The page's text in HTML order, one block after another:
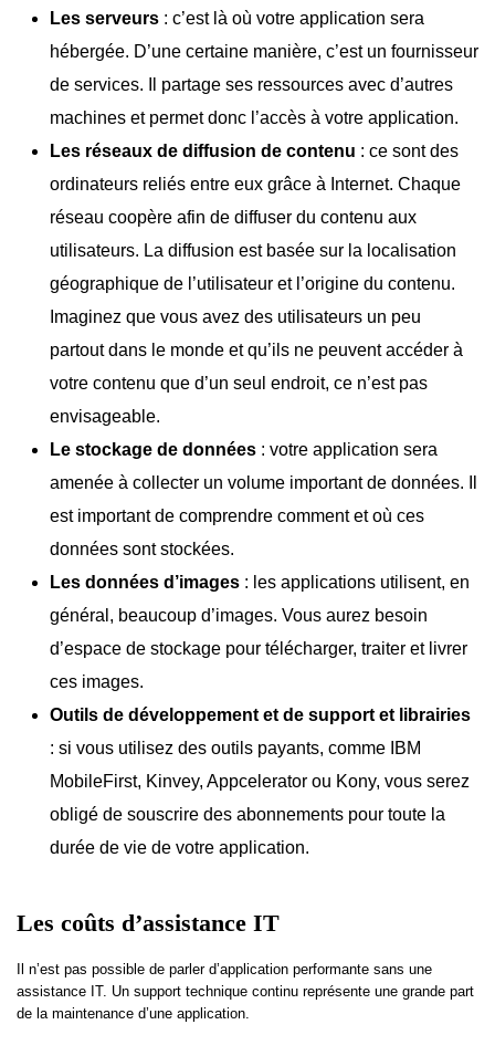
Les serveurs : c’est là où votre application sera
hébergée. D’une certaine manière, c’est un fournisseur
de services. Il partage ses ressources avec d’autres
machines et permet donc l’accès à votre application.
Les réseaux de diffusion de contenu : ce sont des
ordinateurs reliés entre eux grâce à Internet. Chaque
réseau coopère afin de diffuser du contenu aux
utilisateurs. La diffusion est basée sur la localisation
géographique de l’utilisateur et l’origine du contenu.
Imaginez que vous avez des utilisateurs un peu
partout dans le monde et qu’ils ne peuvent accéder à
votre contenu que d’un seul endroit, ce n’est pas
envisageable.
Le stockage de données : votre application sera
amenée à collecter un volume important de données. Il
est important de comprendre comment et où ces
données sont stockées.
Les données d’images : les applications utilisent, en
général, beaucoup d’images. Vous aurez besoin
d’espace de stockage pour télécharger, traiter et livrer
ces images.
Outils de développement et de support et librairies
: si vous utilisez des outils payants, comme IBM
MobileFirst, Kinvey, Appcelerator ou Kony, vous serez
obligé de souscrire des abonnements pour toute la
durée de vie de votre application.
Les coûts d’assistance IT
Il n’est pas possible de parler d’application performante sans une
assistance IT. Un support technique continu représente une grande part
de la maintenance d’une application.